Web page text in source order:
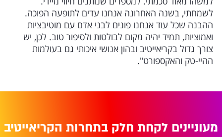
לשמחתי, בשנה האחרונה אנחנו עדים לתופעה הפוכה.
ההבנה שכל עוד אנחנו פונים לבני אדם עם מוטיבציות
ואמוציות, תמיד יהיה מקום לבולטות ולסיפור טוב. לכן, יש
צורך גדול בקריאייטיב ובהון אנושי איכותי גם בעולמות
ההיי-טק והאקספורט".
מעוניינים לקחת חלק בתחרות הקריאייטיב